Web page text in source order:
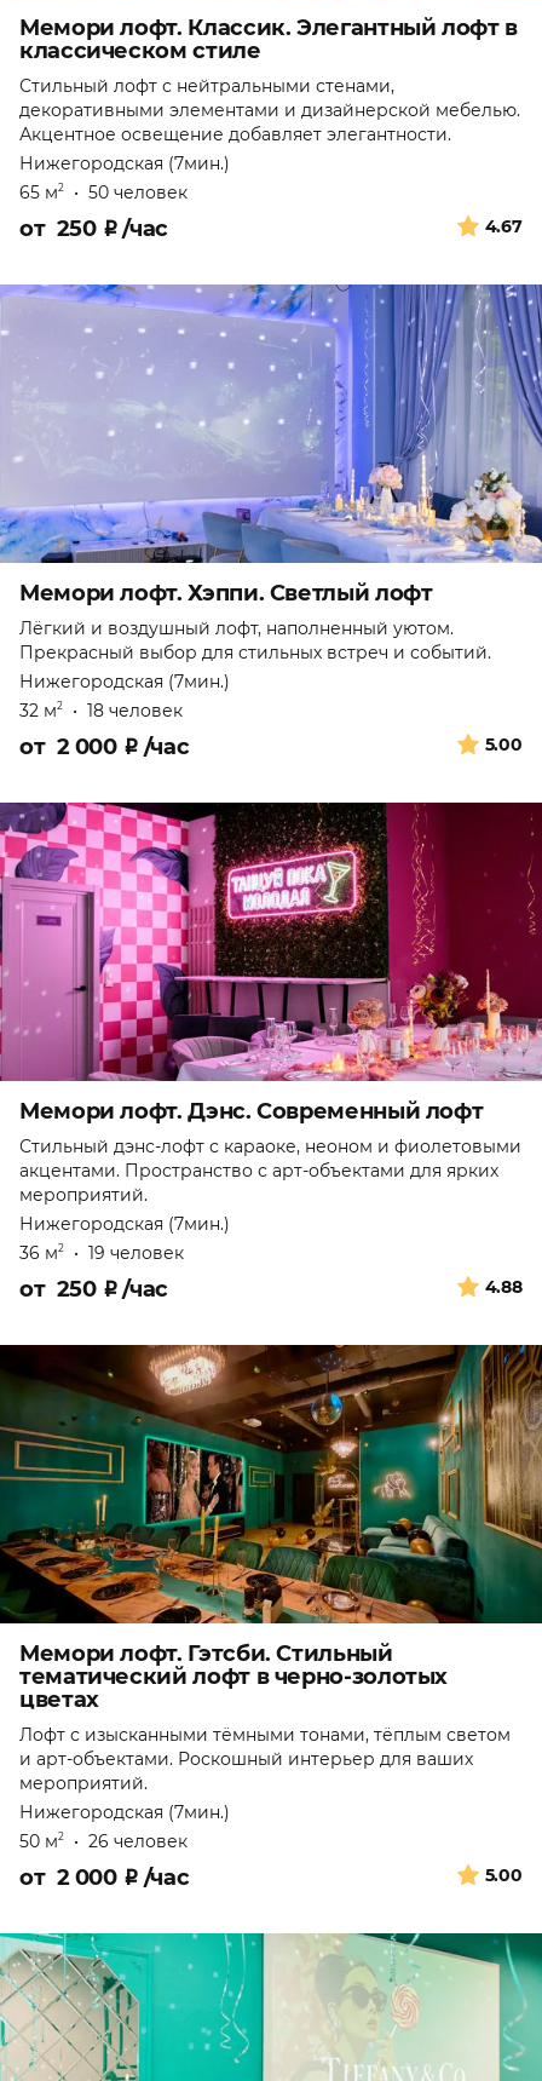
Мемори лофт. Классик. Элегантный лофт в
классическом стиле
Стильный лофт с нейтральными стенами,
декоративными элементами и дизайнерской мебелью.
Акцентное освещение добавляет элегантности.
Нижегородская (7мин.)
65 м2 • 50 человек
4.67
от 250 ₽/час
Мемори лофт. Хэппи. Светлый лофт
Лёгкий и воздушный лофт, наполненный уютом.
Прекрасный выбор для стильных встреч и событий.
Нижегородская (7мин.)
32 м2 • 18 человек
5.00
от 2 000 ₽ /час
Мемори лофт. Дэнс. Современный лофт
Стильный дэнс-лофт с караоке, неоном и фиолетовыми
акцентами. Пространство с арт-объектами для ярких
мероприятий.
Нижегородская (7мин.)
36 м2 • 19 человек
4.88
от 250 ₽/час
Мемори лофт. Гэтсби. Стильный
тематический лофт в черно-золотых
цветах
Лофт с изысканными тёмными тонами, тёплым светом
и арт-объектами. Роскошный интерьер для ваших
мероприятий.
Нижегородская (7мин.)
50 м2 • 26 человек
5.00
от 2 000 ₽ /час